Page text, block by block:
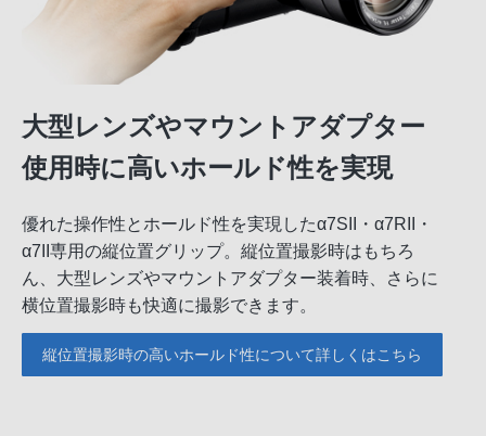
大型レンズやマウントアダプター
使用時に高いホールド性を実現
優れた操作性とホールド性を実現したα7SII・α7RII・
α7II専用の縦位置グリップ。縦位置撮影時はもちろ
ん、大型レンズやマウントアダプター装着時、さらに
横位置撮影時も快適に撮影できます。
縦位置撮影時の高いホールド性について詳しくはこちら